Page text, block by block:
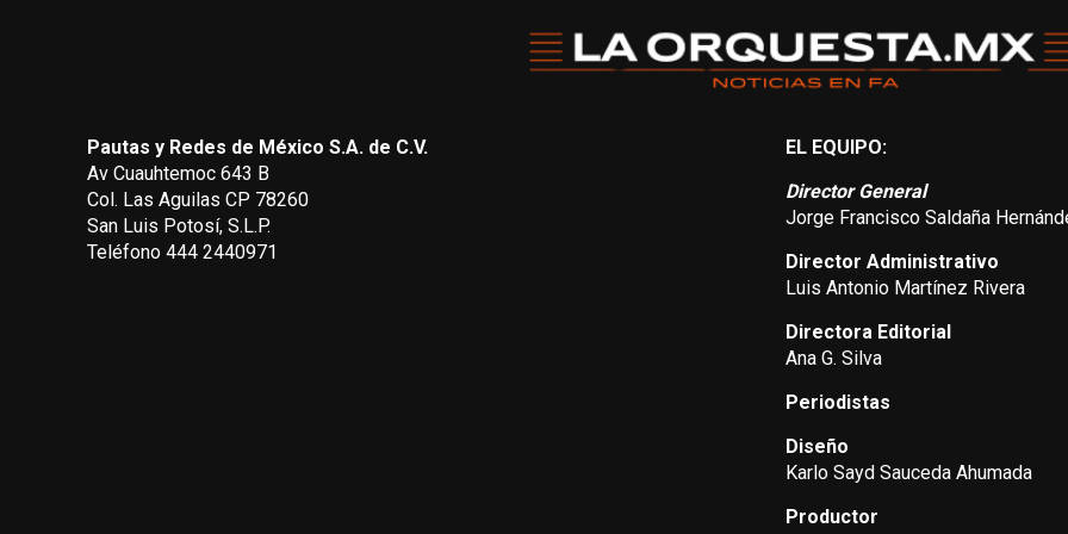
Pautas y Redes de México S.A. de C.V.
Av Cuauhtemoc 643 B
Col. Las Aguilas CP 78260
San Luis Potosí, S.L.P.
Teléfono 444 2440971
EL EQUIPO:
Director General
Jorge Francisco Saldaña
Director Administrativo
Luis Antonio Martínez Rivera
Directora Editorial
Ana G. Silva
Periodistas
Diseño
Karlo Sayd Sauceda Ahumada
Productor